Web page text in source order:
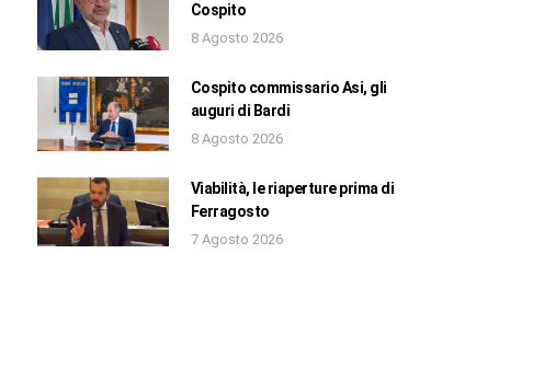
Cospito
8 Agosto 2026
Cospito commissario Asi, gli
auguri di Bardi
8 Agosto 2026
Viabilità, le riaperture prima di
Ferragosto
7 Agosto 2026